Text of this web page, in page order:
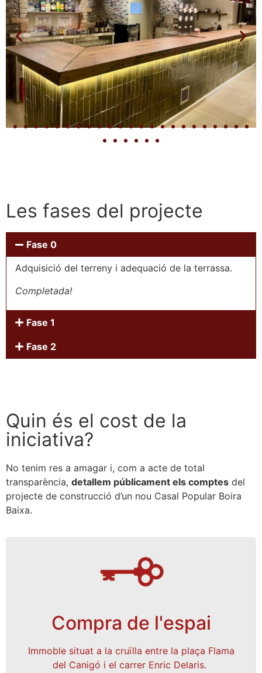
Les fases del projecte
Fase 0
Adquisició del terreny i adequació de la terrassa.
Completada!
Fase 1
Fase 2
Quin és el cost de la
iniciativa?
No tenim res a amagar i, com a acte de total
transparència, detallem públicament els comptes del
projecte de construcció d’un nou Casal Popular Boira
Baixa.
Compra de l'espai
Immoble situat a la cruïlla entre la plaça Flama
del Canigó i el carrer Enric Delaris.
101.580,35€
soci/a
,
donacions individuals i col·lectives
i
micropréstecs mancomunats
a interès 0.